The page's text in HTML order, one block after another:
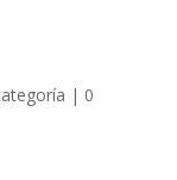
| 0